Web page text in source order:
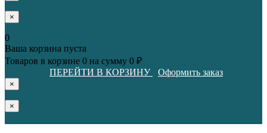
×
0
Ваша корзина пуста
Товаров в корзине 0 на сумму 0 ₽
ПЕРЕЙТИ В КОРЗИНУ
Оформить заказ
×
×